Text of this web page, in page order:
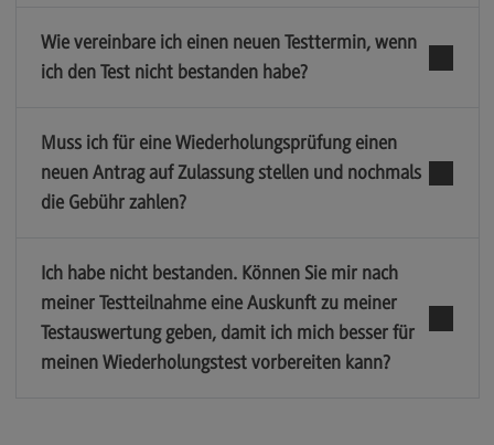
Wie vereinbare ich einen neuen Testtermin, wenn
ich den Test nicht bestanden habe?
Muss ich für eine Wiederholungsprüfung einen
neuen Antrag auf Zulassung stellen und nochmals
die Gebühr zahlen?
Ich habe nicht bestanden. Können Sie mir nach
meiner Testteilnahme eine Auskunft zu meiner
Testauswertung geben, damit ich mich besser für
meinen Wiederholungstest vorbereiten kann?